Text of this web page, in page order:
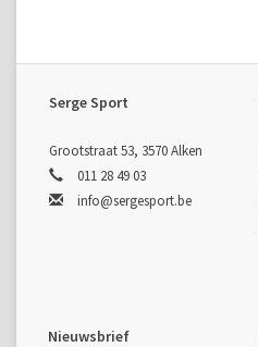
Serge Sport
Grootstraat 53, 3570 Alken
011 28 49 03
info@sergesport.be
Nieuwsbrief